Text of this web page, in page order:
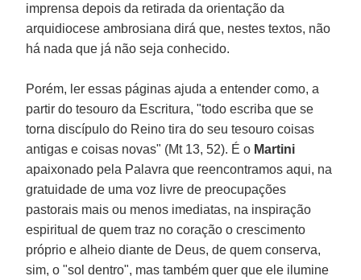
imprensa depois da retirada da orientação da
arquidiocese ambrosiana dirá que, nestes textos, não
há nada que já não seja conhecido.
Porém, ler essas páginas ajuda a entender como, a
partir do tesouro da Escritura, "todo escriba que se
torna discípulo do Reino tira do seu tesouro coisas
antigas e coisas novas" (Mt 13, 52). É o Martini
apaixonado pela Palavra que reencontramos aqui, na
gratuidade de uma voz livre de preocupações
pastorais mais ou menos imediatas, na inspiração
espiritual de quem traz no coração o crescimento
próprio e alheio diante de Deus, de quem conserva,
sim, o "sol dentro", mas também quer que ele ilumine